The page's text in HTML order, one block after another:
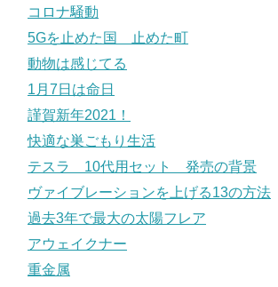
コロナ騒動
5Gを止めた国 止めた町
動物は感じてる
1月7日は命日
謹賀新年2021！
快適な巣ごもり生活
テスラ 10代用セット 発売の背景
ヴァイブレーションを上げる13の方法
過去3年で最大の太陽フレア
アウェイクナー
重金属